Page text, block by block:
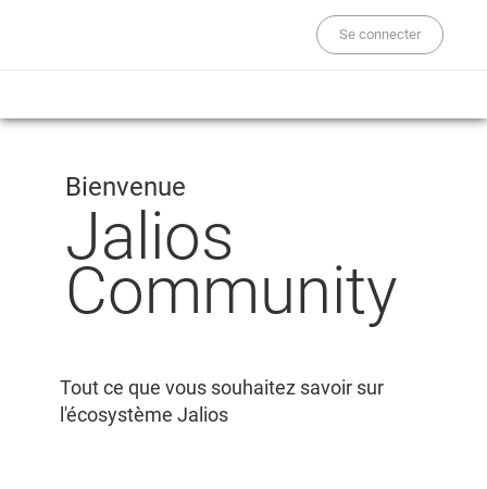
Se connecter
Bienvenue
Jalios
Community
Tout ce que vous souhaitez savoir sur
l'écosystème Jalios